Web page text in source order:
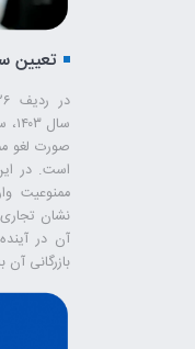
است. در
ممنوعیت
نشان
آن در
بازرگانی آن به